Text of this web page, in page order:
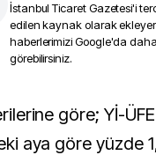
İstanbul Ticaret Gazetesi'i
edilen kaynak olarak
haberlerimizi Google'da
görebilirsiniz.
aya göre yüzde